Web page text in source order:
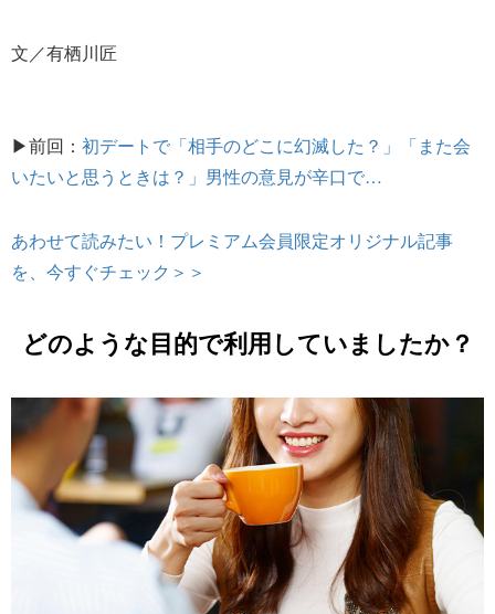
文／有栖川匠
▶前回： 初デートで「相手のどこに幻滅した？」「また会
いたいと思うときは？」男性の意見が辛口で…
あわせて読みたい！プレミアム会員限定オリジナル記事
を、今すぐチェック＞＞
どのような目的で利用していましたか？